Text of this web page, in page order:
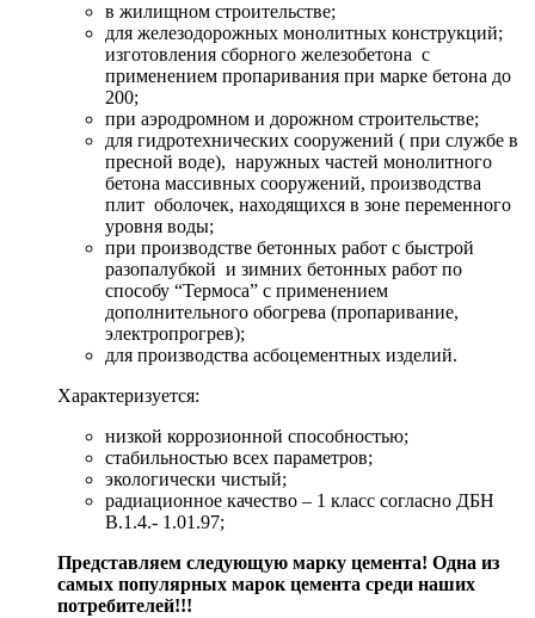
в жилищном строительстве;
для железодорожных монолитных конструкций;
изготовления сборного железобетона с
применением пропаривания при марке бетона до
200;
при аэродромном и дорожном строительстве;
для гидротехнических сооружений ( при службе в
пресной воде), наружных частей монолитного
бетона массивных сооружений, производства
плит оболочек, находящихся в зоне переменного
уровня воды;
при производстве бетонных работ с быстрой
разопалубкой и зимних бетонных работ по
способу “Термоса” с применением
дополнительного обогрева (пропаривание,
электропрогрев);
для производства асбоцементных изделий.
Характеризуется:
низкой коррозионной способностью;
стабильностью всех параметров;
экологически чистый;
радиационное качество – 1 класс согласно ДБН
В.1.4.- 1.01.97;
Представляем следующую марку цемента! Одна из
самых популярных марок цемента среди наших
потребителей!!!